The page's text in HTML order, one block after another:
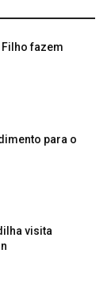
fazem
para o
visita